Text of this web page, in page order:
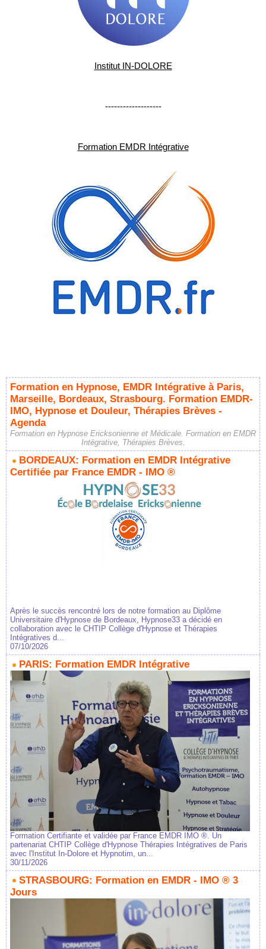
Institut IN-DOLORE
-------------------
Formation EMDR Intégrative
Formation en Hypnose, EMDR Intégrative à Paris,
Marseille, Bordeaux, Strasbourg. Formation EMDR-
IMO, Hypnose et Douleur, Thérapies Brèves -
Agenda
Formation en Hypnose Ericksonienne et Médicale. Formation en EMDR
Intégrative, Thérapies Brèves.
BORDEAUX: Formation en EMDR Intégrative
Certifiée par France EMDR - IMO ®
Après le succès rencontré lors de notre formation au Diplôme
Universitaire d'Hypnose de Bordeaux, Hypnose33 a décidé en
collaboration avec le CHTIP Collège d'Hypnose et Thérapies
Intégratives d...
07/10/2026
PARIS: Formation EMDR Intégrative
Formation Certifiante et validée par France EMDR IMO ®. Un
partenariat CHTIP Collège d'Hypnose Thérapies Intégratives de Paris
avec l'Institut In-Dolore et Hypnotim, un...
30/11/2026
STRASBOURG: Formation en EMDR - IMO ® 3
Jours